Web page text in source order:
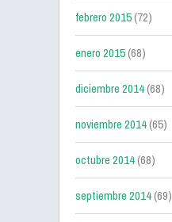
febrero 2015(72)
enero 2015(68)
diciembre 2014(68)
noviembre 2014(65)
octubre 2014(68)
septiembre 2014(69)